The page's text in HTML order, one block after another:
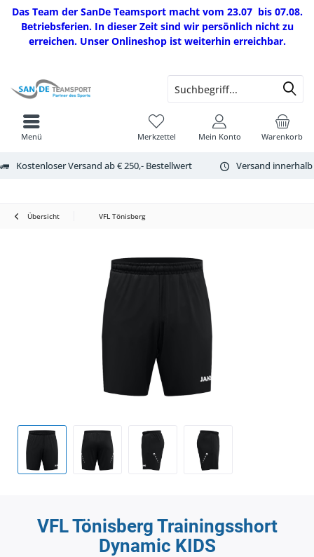
Das Team der SanDe Teamsport macht vom 23.07 bis 07.08.
Betriebsferien. In dieser Zeit sind wir persönlich nicht zu
erreichen. Unser Onlineshop ist weiterhin erreichbar.
Kostenloser Versand ab € 250,- Bestellwert Versand
Warenkorb
Merkzettel Mein Konto
Menü
Übersicht VFL Tönisberg
VFL Tönisberg Trainingsshort
Dynamic KIDS